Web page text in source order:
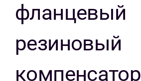
фланцевый
резиновый
компенсатор